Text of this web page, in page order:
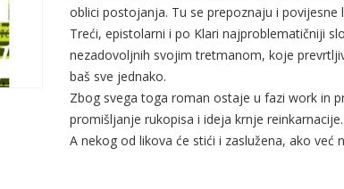
oblici postojanja. Tu se prepoznaju i
Treći, epistolarni i po Klari najproblematičniji
nezadovoljnih svojim tretmanom, koje
baš sve jednako.
Zbog svega toga roman ostaje u fazi work in
promišljanje rukopisa i ideja krnje reinkarnacije.
A nekog od likova će stići i zaslužena, ako već